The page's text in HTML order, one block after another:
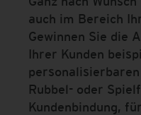
auch im Bereich
Gewinnen Sie die
Ihrer Kunden
Rubbel- oder
Kundenbindung,